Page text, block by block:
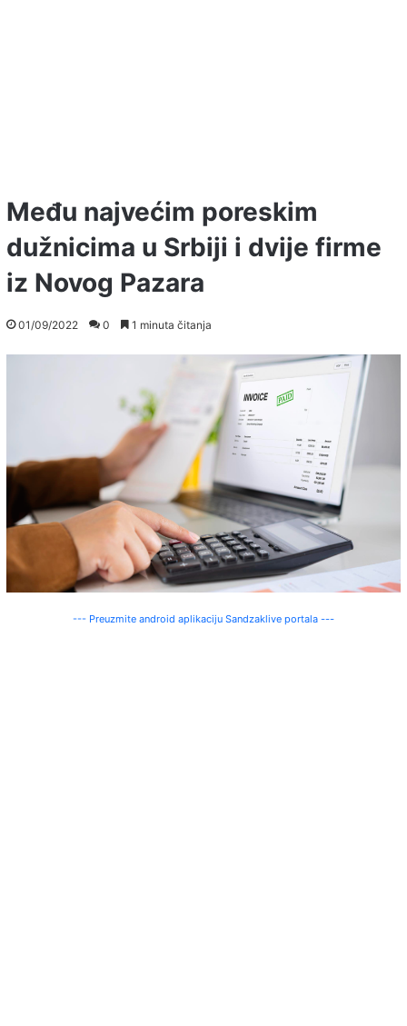
Među najvećim poreskim
dužnicima u Srbiji i dvije firme
iz Novog Pazara
01/09/2022 0 1 minuta čitanja
--- Preuzmite android aplikaciju Sandzaklive portala ---